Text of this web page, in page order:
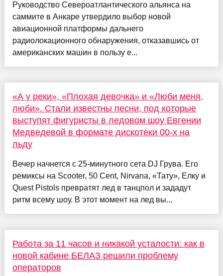
Руководство Североатлантического альянса на
саммите в Анкаре утвердило выбор новой
авиационной платформы дальнего
радиолокационного обнаружения, отказавшись от
американских машин в пользу е...
«А у реки», «Плохая девочка» и «Люби меня,
люби». Стали известны песни, под которые
выступят фигуристы в ледовом шоу Евгении
Медведевой в формате дискотеки 00-х на
льду
Вечер начнется с 25-минутного сета DJ Грува. Его
ремиксы на Scooter, 50 Cent, Nirvana, «Тату», Елку и
Quest Pistols превратят лед в танцпол и зададут
ритм всему шоу. В этот момент на лед вы...
Работа за 11 часов и никакой усталости: как в
новой кабине БЕЛАЗ решили проблему
операторов